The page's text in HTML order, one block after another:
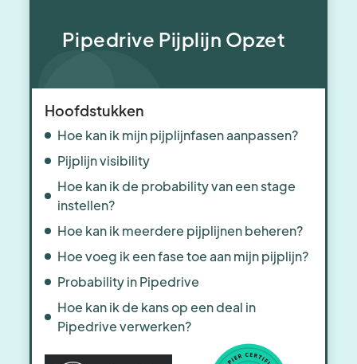
Pipedrive Pijplijn Opzet
Hoofdstukken
Hoe kan ik mijn pijplijnfasen aanpassen?
Pijplijn visibility
Hoe kan ik de probability van een stage
instellen?
Hoe kan ik meerdere pijplijnen beheren?
Hoe voeg ik een fase toe aan mijn pijplijn?
Probability in Pipedrive
Hoe kan ik de kans op een deal in
Pipedrive verwerken?